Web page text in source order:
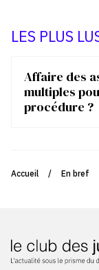
LES PLUS
Affaire des
multiples
procédure ?
Accueil / En bref